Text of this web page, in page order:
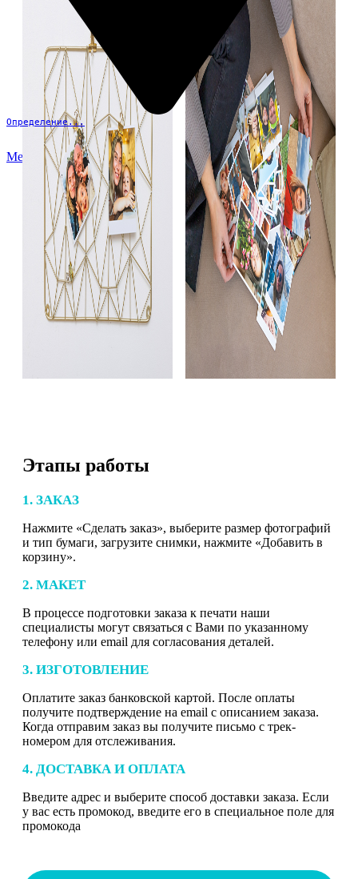
Определение...
Меню
Этапы работы
1. ЗАКАЗ
Нажмите «Сделать заказ», выберите размер фотографий
и тип бумаги, загрузите снимки, нажмите «Добавить в
корзину».
2. МАКЕТ
В процессе подготовки заказа к печати наши
специалисты могут связаться с Вами по указанному
телефону или email для согласования деталей.
3. ИЗГОТОВЛЕНИЕ
Оплатите заказ банковской картой. После оплаты
получите подтверждение на email с описанием заказа.
Когда отправим заказ вы получите письмо с трек-
номером для отслеживания.
4. ДОСТАВКА И ОПЛАТА
Введите адрес и выберите способ доставки заказа. Если
у вас есть промокод, введите его в специальное поле для
промокода